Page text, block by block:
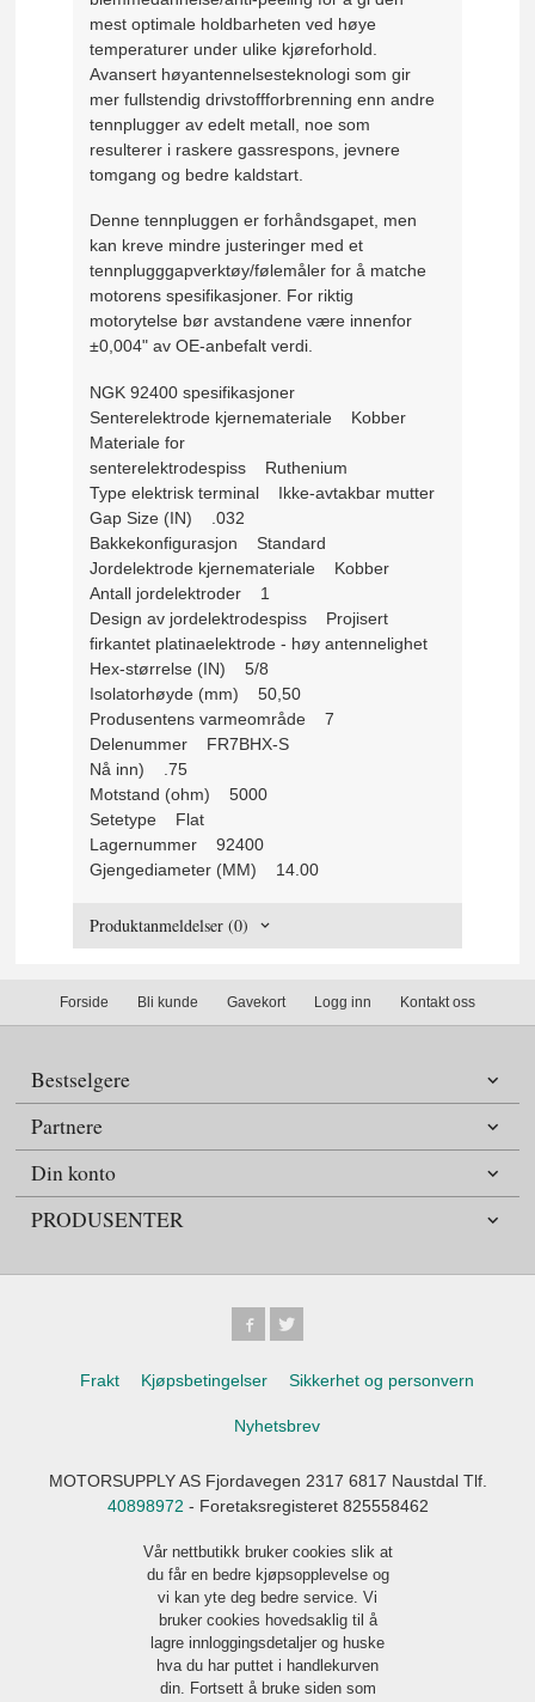
mest optimale holdbarheten ved høye
temperaturer under ulike kjøreforhold.
Avansert høyantennelsesteknologi som gir
mer fullstendig drivstoffforbrenning enn andre
tennplugger av edelt metall, noe som
resulterer i raskere gassrespons, jevnere
tomgang og bedre kaldstart.
Denne tennpluggen er forhåndsgapet, men
kan kreve mindre justeringer med et
tennplugggapverktøy/følemåler for å matche
motorens spesifikasjoner. For riktig
motorytelse bør avstandene være innenfor
±0,004" av OE-anbefalt verdi.
NGK 92400 spesifikasjoner
Senterelektrode kjernemateriale Kobber
Materiale for
senterelektrodespiss Ruthenium
Type elektrisk terminal Ikke-avtakbar mutter
Gap Size (IN) .032
Bakkekonfigurasjon Standard
Jordelektrode kjernemateriale Kobber
Antall jordelektroder 1
Design av jordelektrodespiss Projisert
firkantet platinaelektrode - høy antennelighet
Hex-størrelse (IN) 5/8
Isolatorhøyde (mm) 50,50
Produsentens varmeområde 7
Delenummer FR7BHX-S
Nå inn) .75
Motstand (ohm) 5000
Setetype Flat
Lagernummer 92400
Gjengediameter (MM) 14.00
Produktanmeldelser (0)
Forside Bli kunde Gavekort Logg inn Kontakt oss
Bestselgere
Partnere
Din konto
PRODUSENTER
Frakt Kjøpsbetingelser Sikkerhet og personvern
Nyhetsbrev
MOTORSUPPLY AS Fjordavegen 2317 6817 Naustdal Tlf.
40898972 - Foretaksregisteret 825558462
Vår nettbutikk bruker cookies slik at
du får en bedre kjøpsopplevelse og
vi kan yte deg bedre service. Vi
bruker cookies hovedsaklig til å
lagre innloggingsdetaljer og huske
hva du har puttet i handlekurven
din. Fortsett å bruke siden som